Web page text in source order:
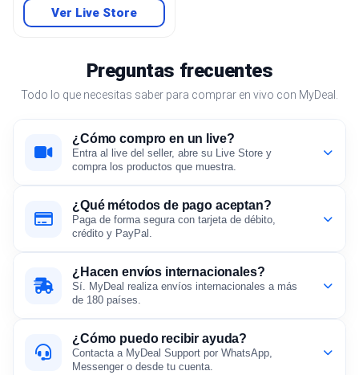
Ver Live Store
Preguntas frecuentes
Todo lo que necesitas saber para comprar en vivo con MyDeal.
¿Cómo compro en un live?
Entra al live del seller, abre su Live Store y
compra los productos que muestra.
¿Qué métodos de pago aceptan?
Paga de forma segura con tarjeta de débito,
crédito y PayPal.
¿Hacen envíos internacionales?
Sí. MyDeal realiza envíos internacionales a más
de 180 países.
¿Cómo puedo recibir ayuda?
Contacta a MyDeal Support por WhatsApp,
Messenger o desde tu cuenta.